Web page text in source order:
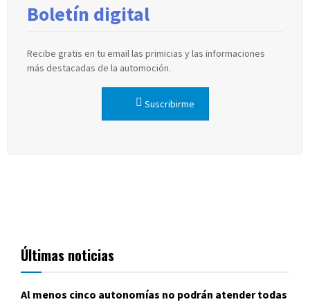
Boletín digital
Recibe gratis en tu email las primicias y las informaciones
más destacadas de la automoción.
Suscribirme
Últimas noticias
Al menos cinco autonomías no podrán atender todas